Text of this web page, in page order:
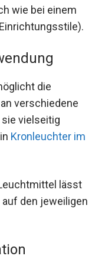
wie bei einem
die
verschiedene
sie vielseitig
Kronleuchter im
lässt
den jeweiligen